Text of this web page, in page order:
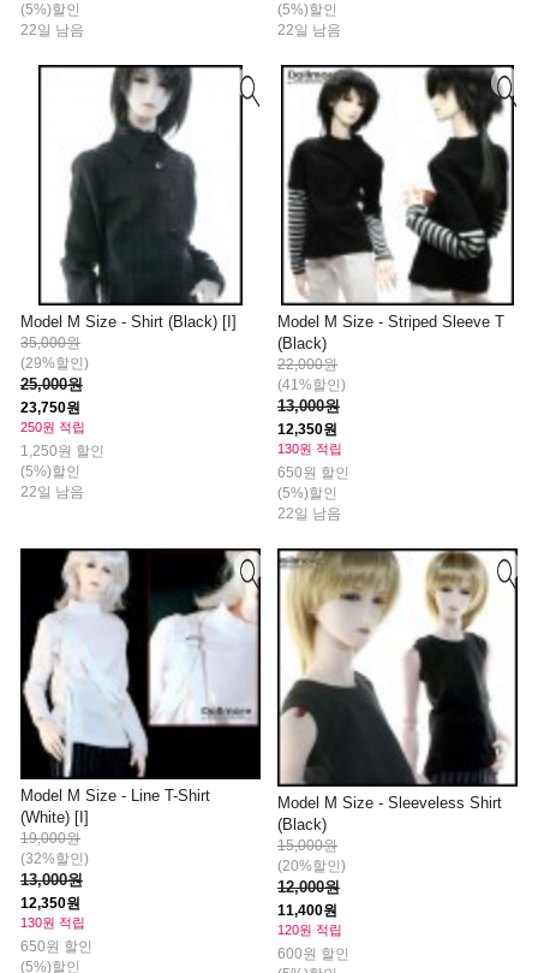
(5%)할인
22일 남음
(5%)할인
22일 남음
Model M Size - Shirt (Black) [I]
35,000원
(29%할인)
25,000원
23,750원
250원 적립
1,250원 할인
(5%)할인
22일 남음
Model M Size - Striped Sleeve T
(Black)
22,000원
(41%할인)
13,000원
12,350원
130원 적립
650원 할인
(5%)할인
22일 남음
Model M Size - Line T-Shirt
(White) [I]
19,000원
(32%할인)
13,000원
12,350원
130원 적립
650원 할인
(5%)할인
Model M Size - Sleeveless Shirt
(Black)
15,000원
(20%할인)
12,000원
11,400원
120원 적립
600원 할인